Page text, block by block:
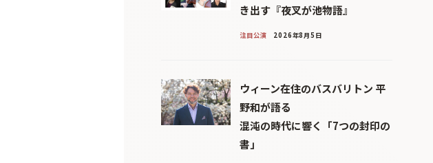
き出す『夜叉が池物語』
注目公演 2026年8月5日
ウィーン在住のバスバリトン 平
野和が語る
混沌の時代に響く「7つの封印の
書」